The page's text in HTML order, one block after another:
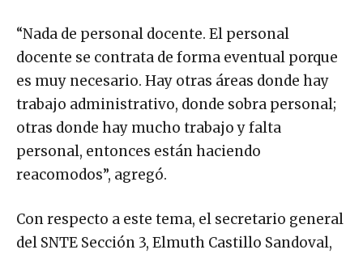
“Nada de personal docente. El personal
docente se contrata de forma eventual porque
es muy necesario. Hay otras áreas donde hay
trabajo administrativo, donde sobra personal;
otras donde hay mucho trabajo y falta
personal, entonces están haciendo
reacomodos”, agregó.
Con respecto a este tema, el secretario general
del SNTE Sección 3, Elmuth Castillo Sandoval,